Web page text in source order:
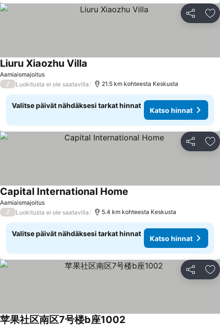
Jaa
Aamiaismajoitus
Liuru Xiaozhu Villa
/ Luokitusta ei ole saatavilla 21.5 km kohteesta Keskusta
Valitse päivät nähdäksesi tarkat hinnat
Katso hinnat
Jaa
Aamiaismajoitus
Capital International Home
/ Luokitusta ei ole saatavilla 5.4 km kohteesta Keskusta
Valitse päivät nähdäksesi tarkat hinnat
Katso hinnat
Jaa
苹果社区南区7号楼b座1002